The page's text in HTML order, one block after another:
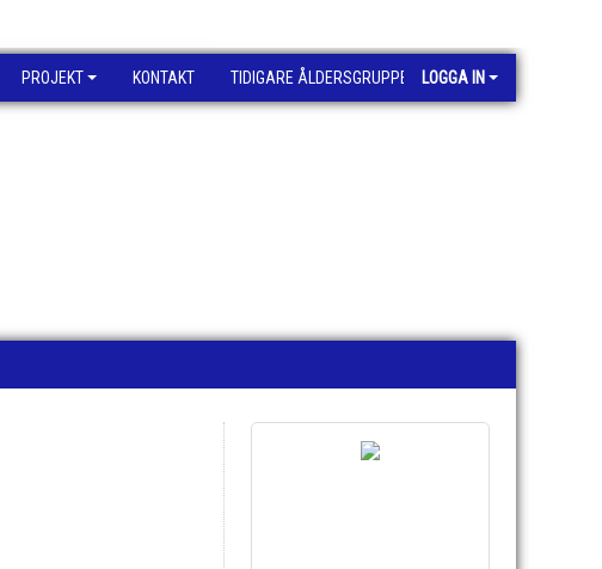
PROJEKT KONTAKT TIDIGARE ÅLDERSGRUPPER LOGGA IN